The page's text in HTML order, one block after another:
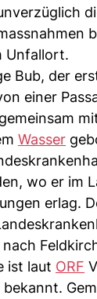
Unfallort.
Bub, der
einer
Wasser
wo er im
erlag.
nach
ist laut ORF